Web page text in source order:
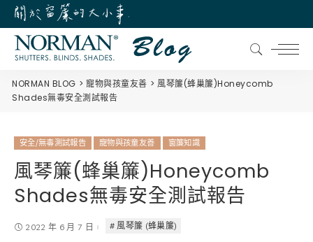
NORMAN BLOG 寵物與孩童友善
風琴簾(蜂巢簾)Honeycomb
Shades無毒安全測試報告
安全/無毒測試報告 寵物與孩童友善 窗簾知識
風琴簾(蜂巢簾)Honeycomb
Shades無毒安全測試報告
2022 年 6 月 7 日 風琴簾 (蜂巢簾)